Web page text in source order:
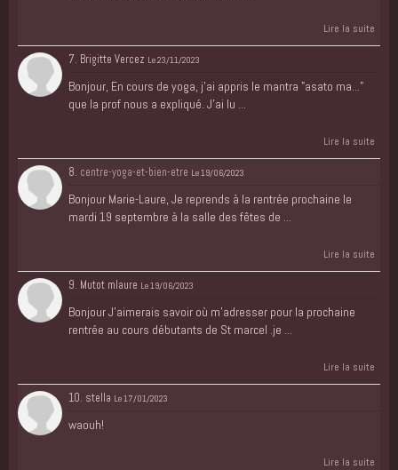
Lire la suite
7. Brigitte Vercez Le 23/11/2023
Bonjour, En cours de yoga, j'ai appris le mantra "asato ma..."
que la prof nous a expliqué. J'ai lu ...
Lire la suite
8. centre-yoga-et-bien-etre Le 19/06/2023
Bonjour Marie-Laure, Je reprends à la rentrée prochaine le
mardi 19 septembre à la salle des fêtes de ...
Lire la suite
9. Mutot mlaure Le 19/06/2023
Bonjour J'aimerais savoir où m'adresser pour la prochaine
rentrée au cours débutants de St marcel .je ...
Lire la suite
10. stella Le 17/01/2023
waouh!
Lire la suite